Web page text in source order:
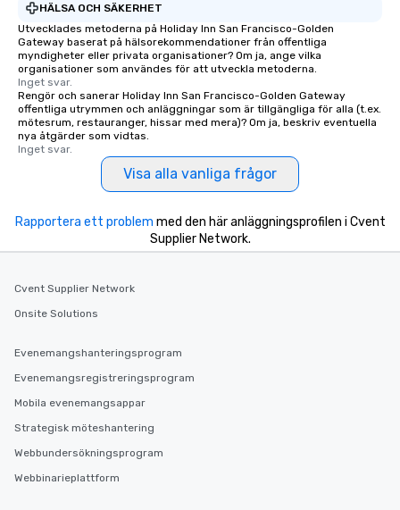
HÄLSA OCH SÄKERHET
Utvecklades metoderna på Holiday Inn San Francisco-Golden
Gateway baserat på hälsorekommendationer från offentliga
myndigheter eller privata organisationer? Om ja, ange vilka
organisationer som användes för att utveckla metoderna.
Inget svar.
Rengör och sanerar Holiday Inn San Francisco-Golden Gateway
offentliga utrymmen och anläggningar som är tillgängliga för alla (t.ex.
mötesrum, restauranger, hissar med mera)? Om ja, beskriv eventuella
nya åtgärder som vidtas.
Inget svar.
Visa alla vanliga frågor
Rapportera ett problem med den här anläggningsprofilen i Cvent
Supplier Network.
Cvent Supplier Network
Onsite Solutions
Evenemangshanteringsprogram
Evenemangsregistreringsprogram
Mobila evenemangsappar
Strategisk möteshantering
Webbundersökningsprogram
Webbinarieplattform